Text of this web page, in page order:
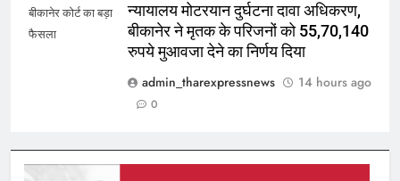
बीकानेर कोर्ट का बड़ा
फैसला
न्यायालय मोटरयान दुर्घटना दावा अधिकरण,
बीकानेर ने मृतक के परिजनों को 55,70,140
रुपये मुआवजा देने का निर्णय दिया
admin_tharexpressnews
14 hours ago
0